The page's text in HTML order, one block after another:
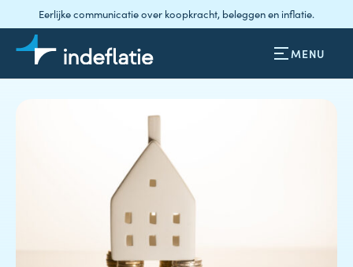
Eerlijke communicatie over koopkracht, beleggen en inflatie.
MENU